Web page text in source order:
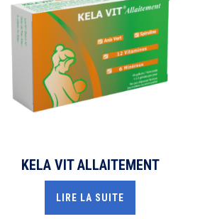
KELA VIT ALLAITEMENT
LIRE LA SUITE